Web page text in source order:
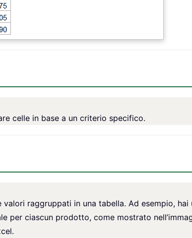
celle in base a un criterio specifico.
valori raggruppati in una tabella. Ad esempio,
per ciascun prodotto, come mostrato